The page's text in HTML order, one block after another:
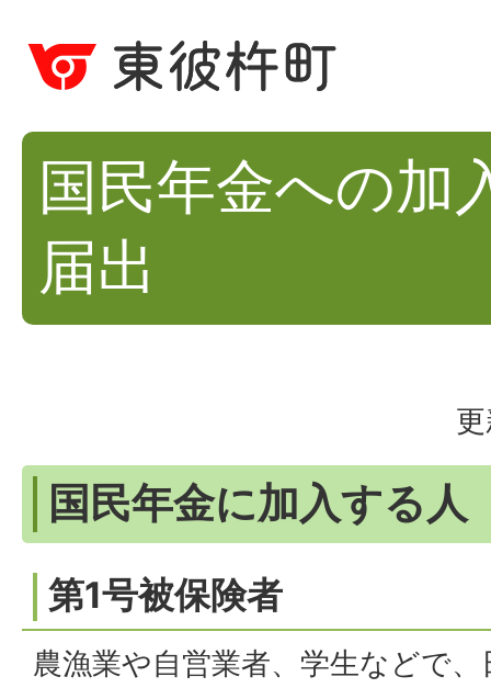
国民年金への加
届出
国民年金に加入する人
第1号被保険者
農漁業や自営業者、学生などで